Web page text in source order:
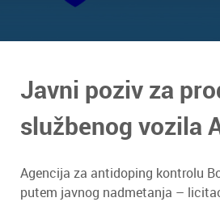
Javni poziv za
službenog vozila
Agencija za antidoping kontrolu
putem javnog nadmetanja –